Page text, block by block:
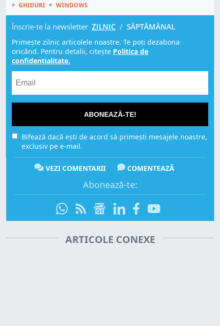
GHIDURI
WINDOWS
Înscrie-te la newsletter ZILNIC / SĂPTĂMÂNAL
Primește zilnic articolele noastre. Te poți dezabona
oricând. Pentru detalii, citește Politica de
confidențialitate.
ABONEAZĂ-TE!
Bifează dacă ești de acord să primești mesajele noastre,
exclusiv pe e-mail.
VEZI COMENTARII COMENTEAZĂ
Abonează-te:
ARTICOLE CONEXE